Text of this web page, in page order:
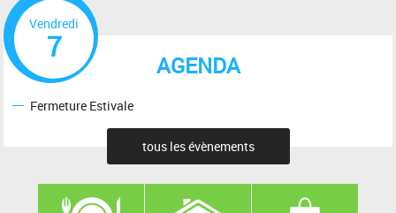
AGENDA
Vendredi
7
Fermeture Estivale
tous les évènements